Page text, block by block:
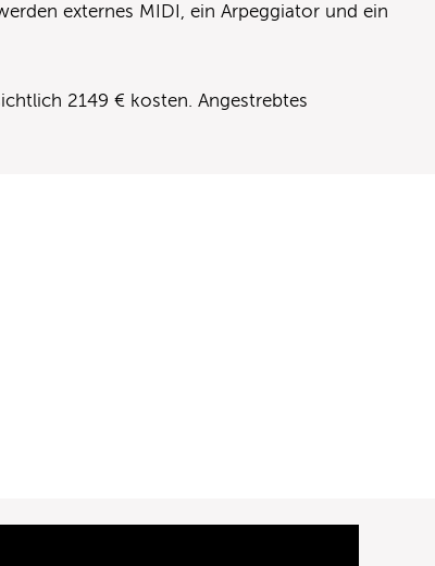
externes MIDI, ein Arpeggiator und ein
2149 € kosten. Angestrebtes